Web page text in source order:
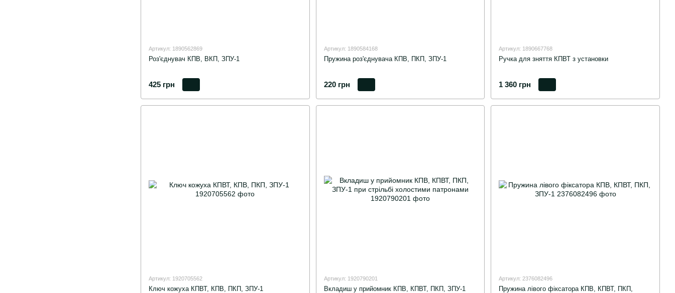
Артикул: 1890562869
Роз'єднувач КПВ, ВКП, ЗПУ-1
425 грн
Артикул: 1890584168
Пружина роз'єднувача КПВ, ПКП, ЗПУ-1
220 грн
Артикул: 1890667768
Ручка для зняття КПВТ з установки
1 360 грн
Артикул: 1920705562
Ключ кожуха КПВТ, КПВ, ПКП, ЗПУ-1
Артикул: 1920790201
Вкладиш у прийомник КПВ, КПВТ, ПКП, ЗПУ-1
Артикул: 2376082496
Пружина лівого фіксатора КПВ, КПВТ, ПКП,